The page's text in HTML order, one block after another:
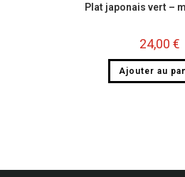
Plat japonais vert –
24,00 €
Ajouter au